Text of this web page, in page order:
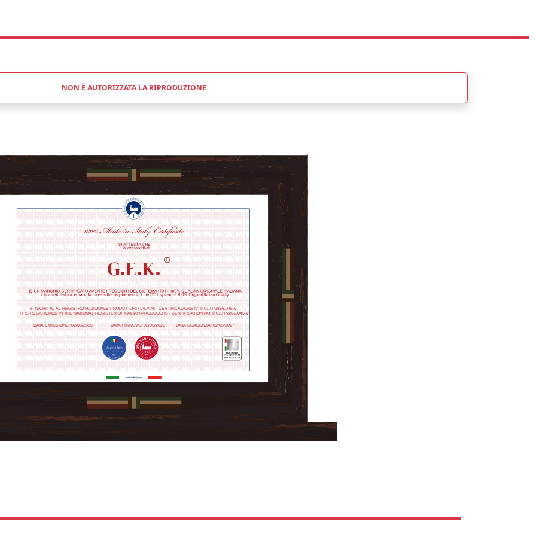
NON È AUTORIZZATA LA RIPRODUZIONE
E’ ISCRITTO AL REGISTRO NAZIONALE PRODUTTORI ITALIANI - CERTIFICAZIONE N° IT01.IT/2856.045.V
IT IS REGISTERED IN THE NATIONAL REGISTER OF ITALIAN PRODUCERS - CERTIFICATION NO. IT01.IT/2856.045.V
IT01.IT/2856.045.V
G.E.K.
DATA EMISSIONE: 02/05/2025 DATA RINNOVO: 02/05/2026 DATA SCADENZA: 02/05/2027